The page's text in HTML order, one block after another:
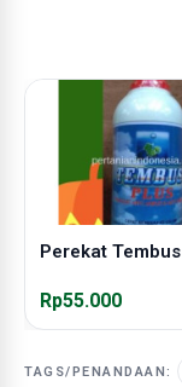
Perekat Tembus
Rp55.000
TAGS/PENANDAAN: